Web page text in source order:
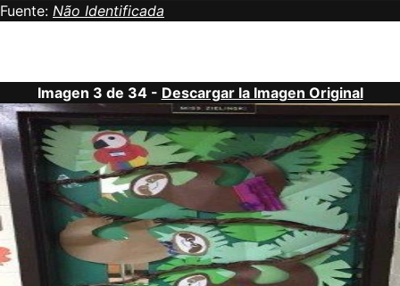
Fuente: Não Identificada
Imagen 3 de 34 - Descargar la Imagen Original